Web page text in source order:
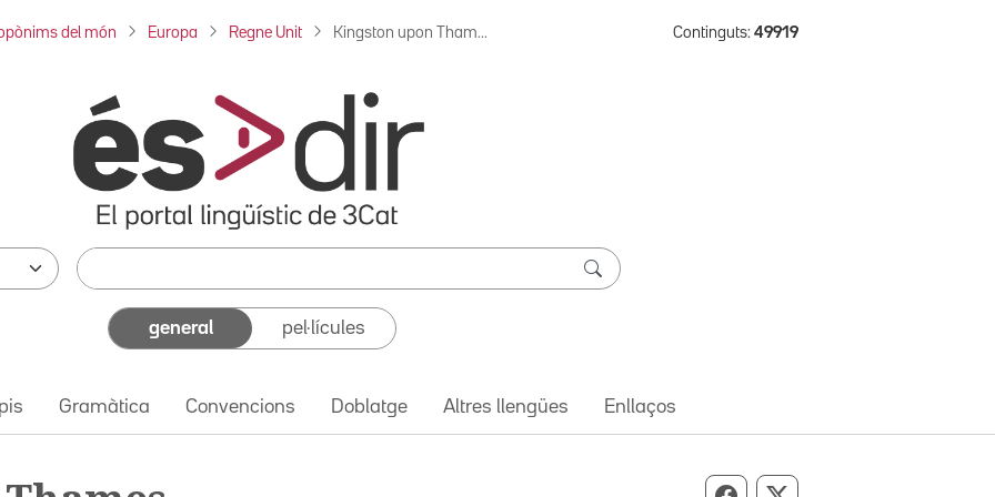
del món Europa Regne Unit Kingston upon Tham... Continguts: 49919
general pel·lícules
Gramàtica Convencions Doblatge Altres llengües Enllaços